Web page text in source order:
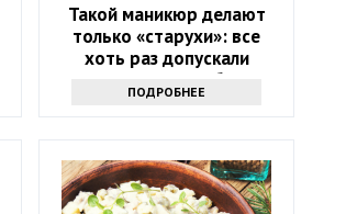
Такой маникюр делают
только «старухи»: все
хоть раз допускали
позорные ошибки
ПОДРОБНЕЕ